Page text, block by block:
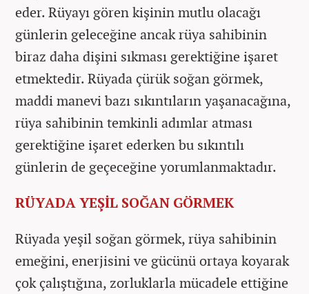
eder. Rüyayı gören kişinin mutlu olacağı
günlerin geleceğine ancak rüya sahibinin
biraz daha dişini sıkması gerektiğine işaret
etmektedir. Rüyada çürük soğan görmek,
maddi manevi bazı sıkıntıların yaşanacağına,
rüya sahibinin temkinli adımlar atması
gerektiğine işaret ederken bu sıkıntılı
günlerin de geçeceğine yorumlanmaktadır.
RÜYADA YEŞİL SOĞAN GÖRMEK
Rüyada yeşil soğan görmek, rüya sahibinin
emeğini, enerjisini ve gücünü ortaya koyarak
çok çalıştığına, zorluklarla mücadele ettiğine